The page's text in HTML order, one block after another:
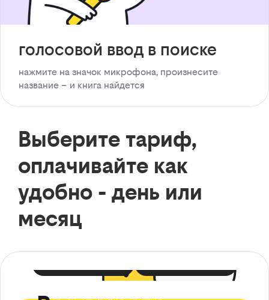
голосовой ввод в поиске
нажмите на значок микрофона, произнесите
название – и книга найдется
Выберите тариф,
оплачивайте как
удобно - день или
месяц